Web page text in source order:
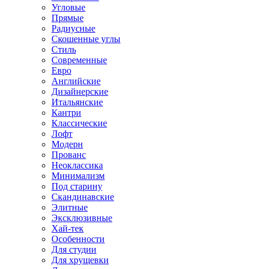
Угловые
Прямые
Радиусные
Скошенные углы
Стиль
Современные
Евро
Английские
Дизайнерские
Итальянские
Кантри
Классические
Лофт
Модерн
Прованс
Неоклассика
Минимализм
Под старину
Скандинавские
Элитные
Эксклюзивные
Хай-тек
Особенности
Для студии
Для хрущевки